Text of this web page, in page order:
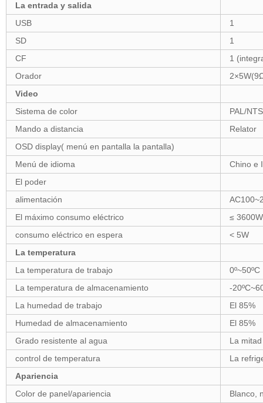
La entrada y salida
USB
1
SD
1
CF
1
Orador
Video
Sistema de color
PAL/
Mando a distancia
Relator
OSD display( menú en pantalla la pantalla)
Menú de idioma
Chino e
El poder
alimentación
El máximo consumo eléctrico
≤ 3600W
consumo eléctrico en espera
< 5W
La temperatura
La temperatura de trabajo
0º~50ºC
La temperatura de almacenamiento
-
La humedad de trabajo
El 85%
Humedad de almacenamiento
El 85%
Grado resistente al agua
La
control de temperatura
La
Apariencia
Color de panel/apariencia
Blanco,